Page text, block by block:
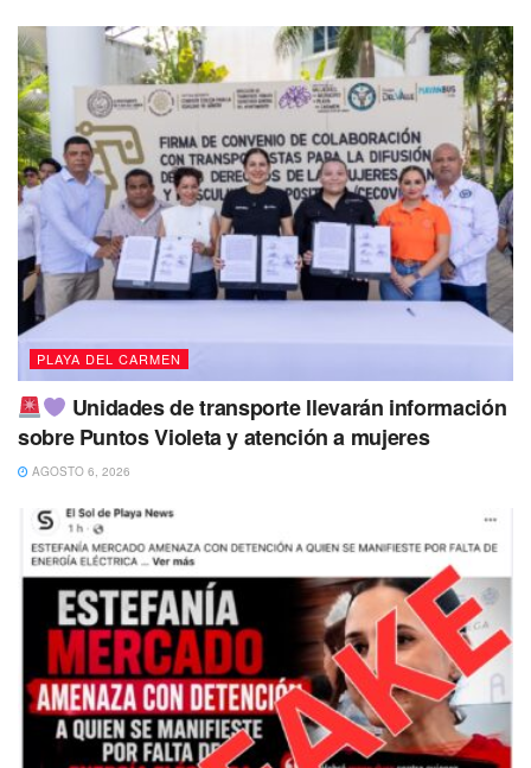
limpias las playas, proteger el turismo y construir un futuro
sustentable para el municipio.
Tags: Estefanía Mercado Sargazo
PLAYA DEL CARMEN
Unidades de transporte llevarán información
sobre Puntos Violeta y atención a mujeres
AGOSTO 6, 2026